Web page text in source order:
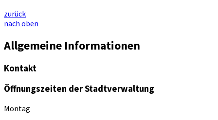
zurück
nach oben
Allgemeine Informationen
Kontakt
Öffnungszeiten der Stadtverwaltung
Montag